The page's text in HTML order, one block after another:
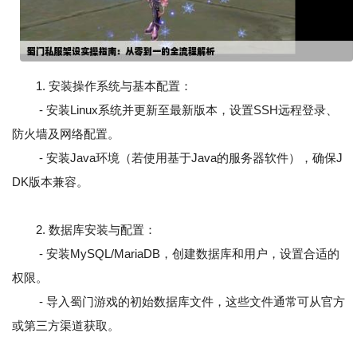
1. 安装操作系统与基本配置：
- 安装Linux系统并更新至最新版本，设置SSH远程登录、
防火墙及网络配置。
- 安装Java环境（若使用基于Java的服务器软件），确保J
DK版本兼容。
2. 数据库安装与配置：
- 安装MySQL/MariaDB，创建数据库和用户，设置合适的
权限。
- 导入蜀门游戏的初始数据库文件，这些文件通常可从官方
或第三方渠道获取。